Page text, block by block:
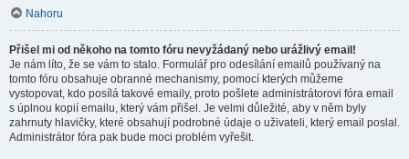
Nahoru
Přišel mi od někoho na tomto fóru nevyžádaný nebo urážlivý email!
Je nám líto, že se vám to stalo. Formulář pro odesílání emailů používaný na
tomto fóru obsahuje obranné mechanismy, pomocí kterých můžeme
vystopovat, kdo posílá takové emaily, proto pošlete administrátorovi fóra email
s úplnou kopií emailu, který vám přišel. Je velmi důležité, aby v něm byly
zahrnuty hlavičky, které obsahují podrobné údaje o uživateli, který email poslal.
Administrátor fóra pak bude moci problém vyřešit.